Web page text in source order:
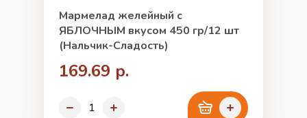
Мармелад желейный с
ЯБЛОЧНЫМ вкусом 450 гр/12 шт
(Нальчик-Сладость)
169.69 р.